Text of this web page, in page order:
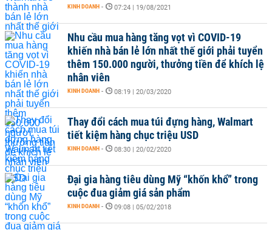
KINH DOANH - 07:24 | 19/08/2021
Nhu cầu mua hàng tăng vọt vì COVID-19
khiến nhà bán lẻ lớn nhất thế giới phải tuyển
thêm 150.000 người, thưởng tiền để khích lệ
nhân viên
KINH DOANH - 08:19 | 20/03/2020
Thay đổi cách mua túi đựng hàng, Walmart
tiết kiệm hàng chục triệu USD
KINH DOANH - 08:30 | 20/02/2020
Đại gia hàng tiêu dùng Mỹ “khốn khổ” trong
cuộc đua giảm giá sản phẩm
KINH DOANH - 09:08 | 05/02/2018